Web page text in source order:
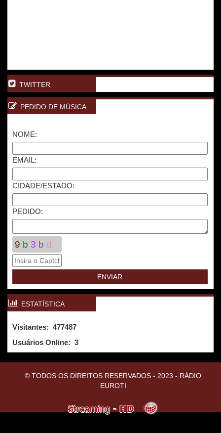
TWITTER
PEDIDO DE MÚSICA
NOME:
EMAIL:
CIDADE/ESTADO:
PEDIDO:
9 b 3 b d
ESTATÍSTICA
Visitantes: 477487
Usuários Online: 3
© TODOS OS DIREITOS RESERVADOS - 2023 - RÁDIO
EUROTI